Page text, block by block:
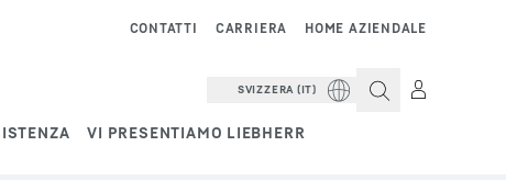
VI PRESENTIAMO LIEBHERR
HOME AZIENDALE
CARRIERA
CONTATTI
SVIZZERA (IT)